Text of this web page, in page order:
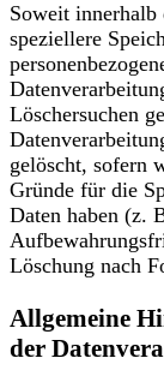
Soweit innerhalb
speziellere
Löschersuchen
gelöscht, sofern
Gründe für die
Daten haben (z.
Löschung nach
Allgemeine
der